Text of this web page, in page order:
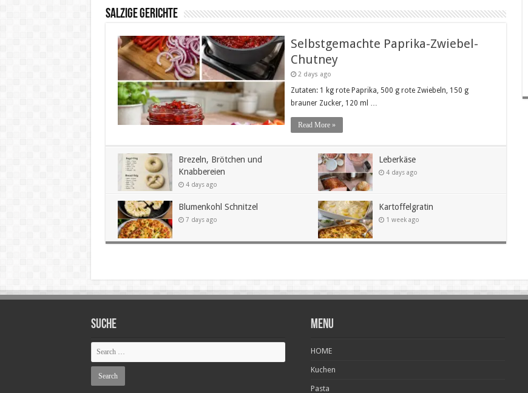
SALZIGE GERICHTE
Selbstgemachte Paprika-Zwiebel-
Chutney
2 days ago
Zutaten: 1 kg rote Paprika, 500 g rote Zwiebeln, 150 g
brauner Zucker, 120 ml …
Read More »
Brezeln, Brötchen und
Knabbereien
4 days ago
Leberkäse
4 days ago
Blumenkohl Schnitzel
7 days ago
Kartoffelgratin
1 week ago
SUCHE Menu
HOME
Kuchen
Pasta